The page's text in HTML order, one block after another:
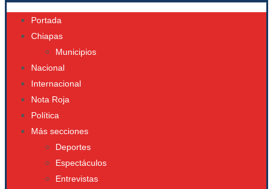
Portada
Chiapas
Municipios
Nacional
Internacional
Nota Roja
Política
Más secciones
Deportes
Espectáculos
Entrevistas